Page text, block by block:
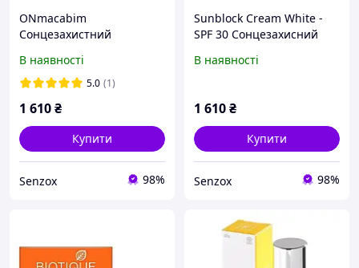
ONmacabim
Сонцезахистний
SUNBLOCK MAKE UP SPF
30 - CREAM
В наявності
5.0 (1)
1 610₴
Купити
Senzox 98%
Sunblock Cream White -
SPF 30 Сонцезахисний
В наявності
1 610₴
Купити
Senzox 98%